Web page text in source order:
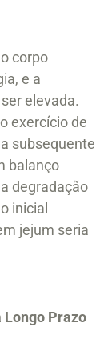
corpo
e a
elevada.
exercício de
subsequente
balanço
degradação
inicial
jejum seria
Prazo